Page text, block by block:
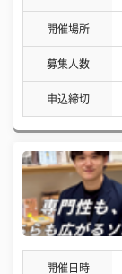
開催場所
募集人数
申込締切
開催日時